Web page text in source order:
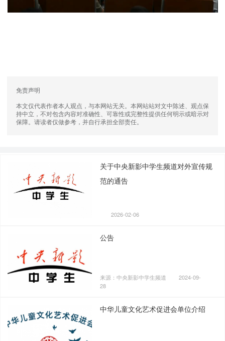
免责声明
本文仅代表作者本人观点，与本网站无关。本网站站对文中陈述、观点保
持中立，不对包含内容对准确性、可靠性或完整性提供任何明示或暗示对
保障。请读者仅做参考，并自行承担全部责任。
关于中央新影中学生频道对外宣传规
范的通告
2026-02-06
公告
来源：中央新影中学生频道
2024-09-
28
中华儿童文化艺术促进会单位介绍